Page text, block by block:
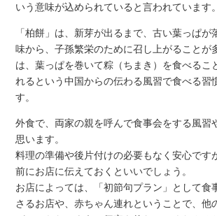
いう意味が込められていると言われています。
「柏餅」は、新芽が出るまで、古い葉っぱが
味から、子孫繁栄のために召し上がることが
は、葉っぱを巻いて粽（ちまき）を食べるこ
れるという中国からの伝わる風習で食べる習
す。
外食で、両家の親を呼んで食事会をする風習
思います。
料理の準備や後片付けの必要もなく安心です
前にお店に伝えておくといいでしょう。
お店によっては、「初節句プラン」として食
さるお店や、赤ちゃん連れということで、他